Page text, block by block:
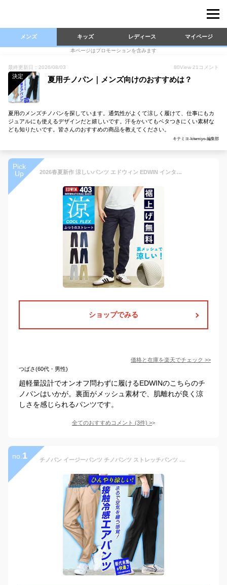
メンズ キッズ レディース マイページ
本ページはプロモーションを含みます
最終更新日：2026/08/03 80View 21 コメント
決定 夏用チノパン｜メンズ向けのおすすめは？
夏用のメンズチノパンを探しています。通気性がよくて涼しく履けて、仕事にもカ
ジュアルにも使えるデザインだと嬉しいです。汗をかいてもベタつきにくい素材な
ども知りたいです。皆さんのおすすめの商品を教えてください。
キテミヨ-kitemiyo-編集部
Pick
Up
2026春夏新作 涼しいパンツ エドウィン EDWIN インターナショナルベーシック 403 クール COOL 裏メッシュ ふつうのストレート チノパン スラックス ボトム 日本製 メンズ 男性 紳士 夏用 夏物 涼しい レギュラーストレート クールビズ E403CH【EDWIN】
ショップでみる
価格と在庫を楽天でチェック >>
つばさ(60代・男性)
超軽量設計でオンオフ問わずに履けるEDWINのこちらのチ
ノパンはいかが。裏面がメッシュ素材で、肌離れが良く涼
しさを感じられるパンツです。
全てのおすすめコメント (3件) >
no. 1 チノパン イージーパンツ チノパンツ ストレッチパンツ メンズ ストレッチ ズボン スリム 接触冷感 伸縮 超伸縮 ゆったり 30代 40代 50代 おうち ボトムス セール 父の日 ギフト プレゼント 春 夏